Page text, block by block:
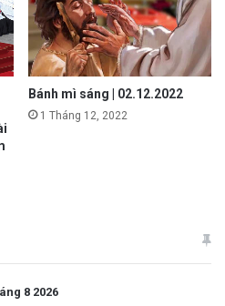
Bánh mì sáng | 02.12.2022
1 Tháng 12, 2022
8 2026